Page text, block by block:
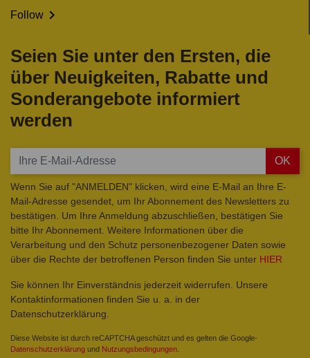
Follow 
Seien Sie unter den Ersten, die
über Neuigkeiten, Rabatte und
Sonderangebote informiert
werden
OK
Wenn Sie auf "ANMELDEN" klicken, wird eine E-Mail an Ihre E-
Mail-Adresse gesendet, um Ihr Abonnement des Newsletters zu
bestätigen. Um Ihre Anmeldung abzuschließen, bestätigen Sie
bitte Ihr Abonnement. Weitere Informationen über die
Verarbeitung und den Schutz personenbezogener Daten sowie
über die Rechte der betroffenen Person finden Sie unter HIER
Sie können Ihr Einverständnis jederzeit widerrufen. Unsere
Kontaktinformationen finden Sie u. a. in der
Datenschutzerklärung.
Diese Website ist durch reCAPTCHA geschützt und es gelten die Google-
Datenschutzerklärung und Nutzungsbedingungen